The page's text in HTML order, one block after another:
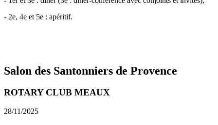
- 2e, 4e et 5e : apéritif.
Salon des Santonniers de Provence
ROTARY CLUB MEAUX
28/11/2025